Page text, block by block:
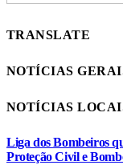
TRANSLATE
NOTÍCIAS
NOTÍCIAS
Liga dos Bombeiros
Proteção Civil e